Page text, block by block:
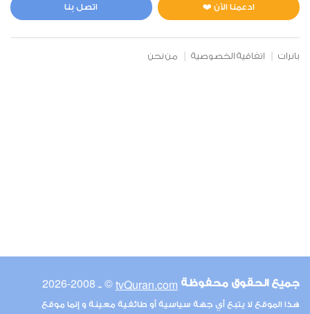
ادعمنا الآن ❤️ اتصل بنا
بانرات اتفاقية الخصوصية من نحن
جميع الحقوق محفوظة tvQuran.com© ـ 2008-2026
هذا الموقع لا يتبع أي جهة سياسية أو طائفية معينة و إنما موقع